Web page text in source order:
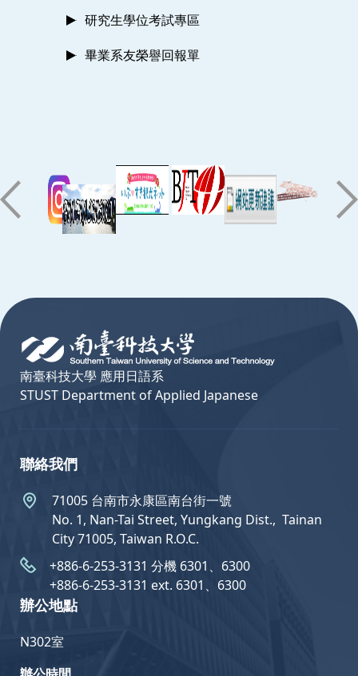
研究生學位考試專區
畢業系友榮譽回報單
南臺科技大學 應用日語系
STUST Department of Applied Japanese
聯絡我們
71005 台南市永康區南台街一號
No. 1, Nan-Tai Street, Yungkang Dist.,  Tainan
City 71005, Taiwan R.O.C.
+886-6-253-3131 分機 6301、6300
+886-6-253-3131 ext. 6301、6300
辦公地點
N302室